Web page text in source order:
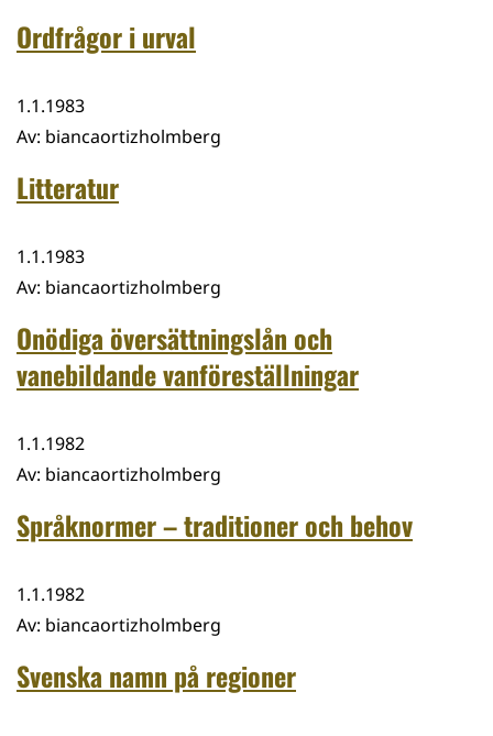
Ordfrågor i urval
1.1.1983
Av: biancaortizholmberg
Litteratur
1.1.1983
Av: biancaortizholmberg
Onödiga översättningslån och
vanebildande vanföreställningar
1.1.1982
Av: biancaortizholmberg
Språknormer – traditioner och behov
1.1.1982
Av: biancaortizholmberg
Svenska namn på regioner